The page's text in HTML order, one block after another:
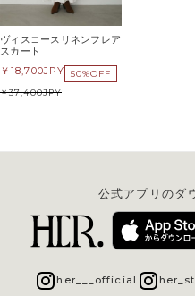
ヴィスコースリネンフレア
スカート
18,700JPY 50%OFF
37,400JPY
公式アプリのダ
her___official